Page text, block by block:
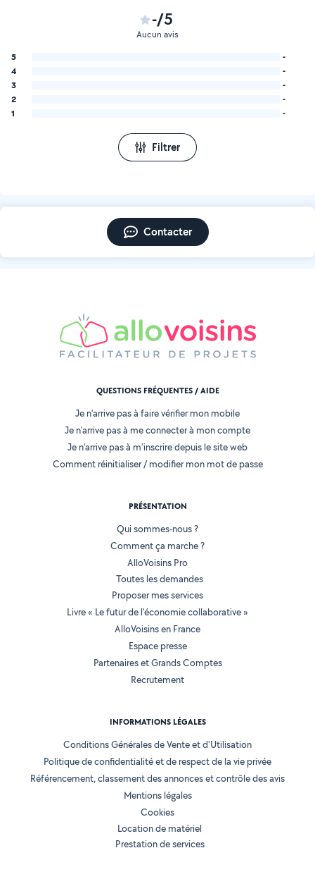
-/5
Aucun avis
5
-
4
-
3
-
2
-
1
-
Filtrer
Contacter
QUESTIONS FRÉQUENTES / AIDE
Je n'arrive pas à faire vérifier mon mobile
Je n'arrive pas à me connecter à mon compte
Je n'arrive pas à m'inscrire depuis le site web
Comment réinitialiser / modifier mon mot de passe
PRÉSENTATION
Qui sommes-nous ?
Comment ça marche ?
AlloVoisins Pro
Toutes les demandes
Proposer mes services
Livre « Le futur de l'économie collaborative »
AlloVoisins en France
Espace presse
Partenaires et Grands Comptes
Recrutement
INFORMATIONS LÉGALES
Conditions Générales de Vente et d'Utilisation
Politique de confidentialité et de respect de la vie privée
Référencement, classement des annonces et contrôle des avis
Mentions légales
Cookies
Location de matériel
Prestation de services